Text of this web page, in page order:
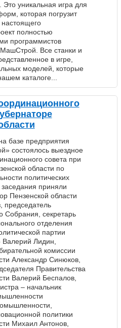
уникальная игра для
которая погрузит
полностью
программистов
Все станки и
в игре,
моделей, которые
каталоге...
базе предприятия
состоялось выездное
совета при
области по
политических
приняли
Пензенской области
председатель
Собрания, секретарь
отделения
партии
Лидин,
комиссии
Александр Синюков,
Правительства
Валерий Беспалов,
– начальник
политики
Михаил Антонов,